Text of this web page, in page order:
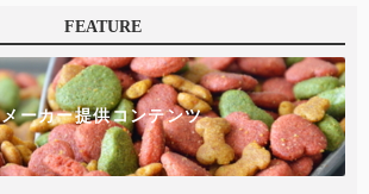
FEATURE
メーカー提供コンテンツ